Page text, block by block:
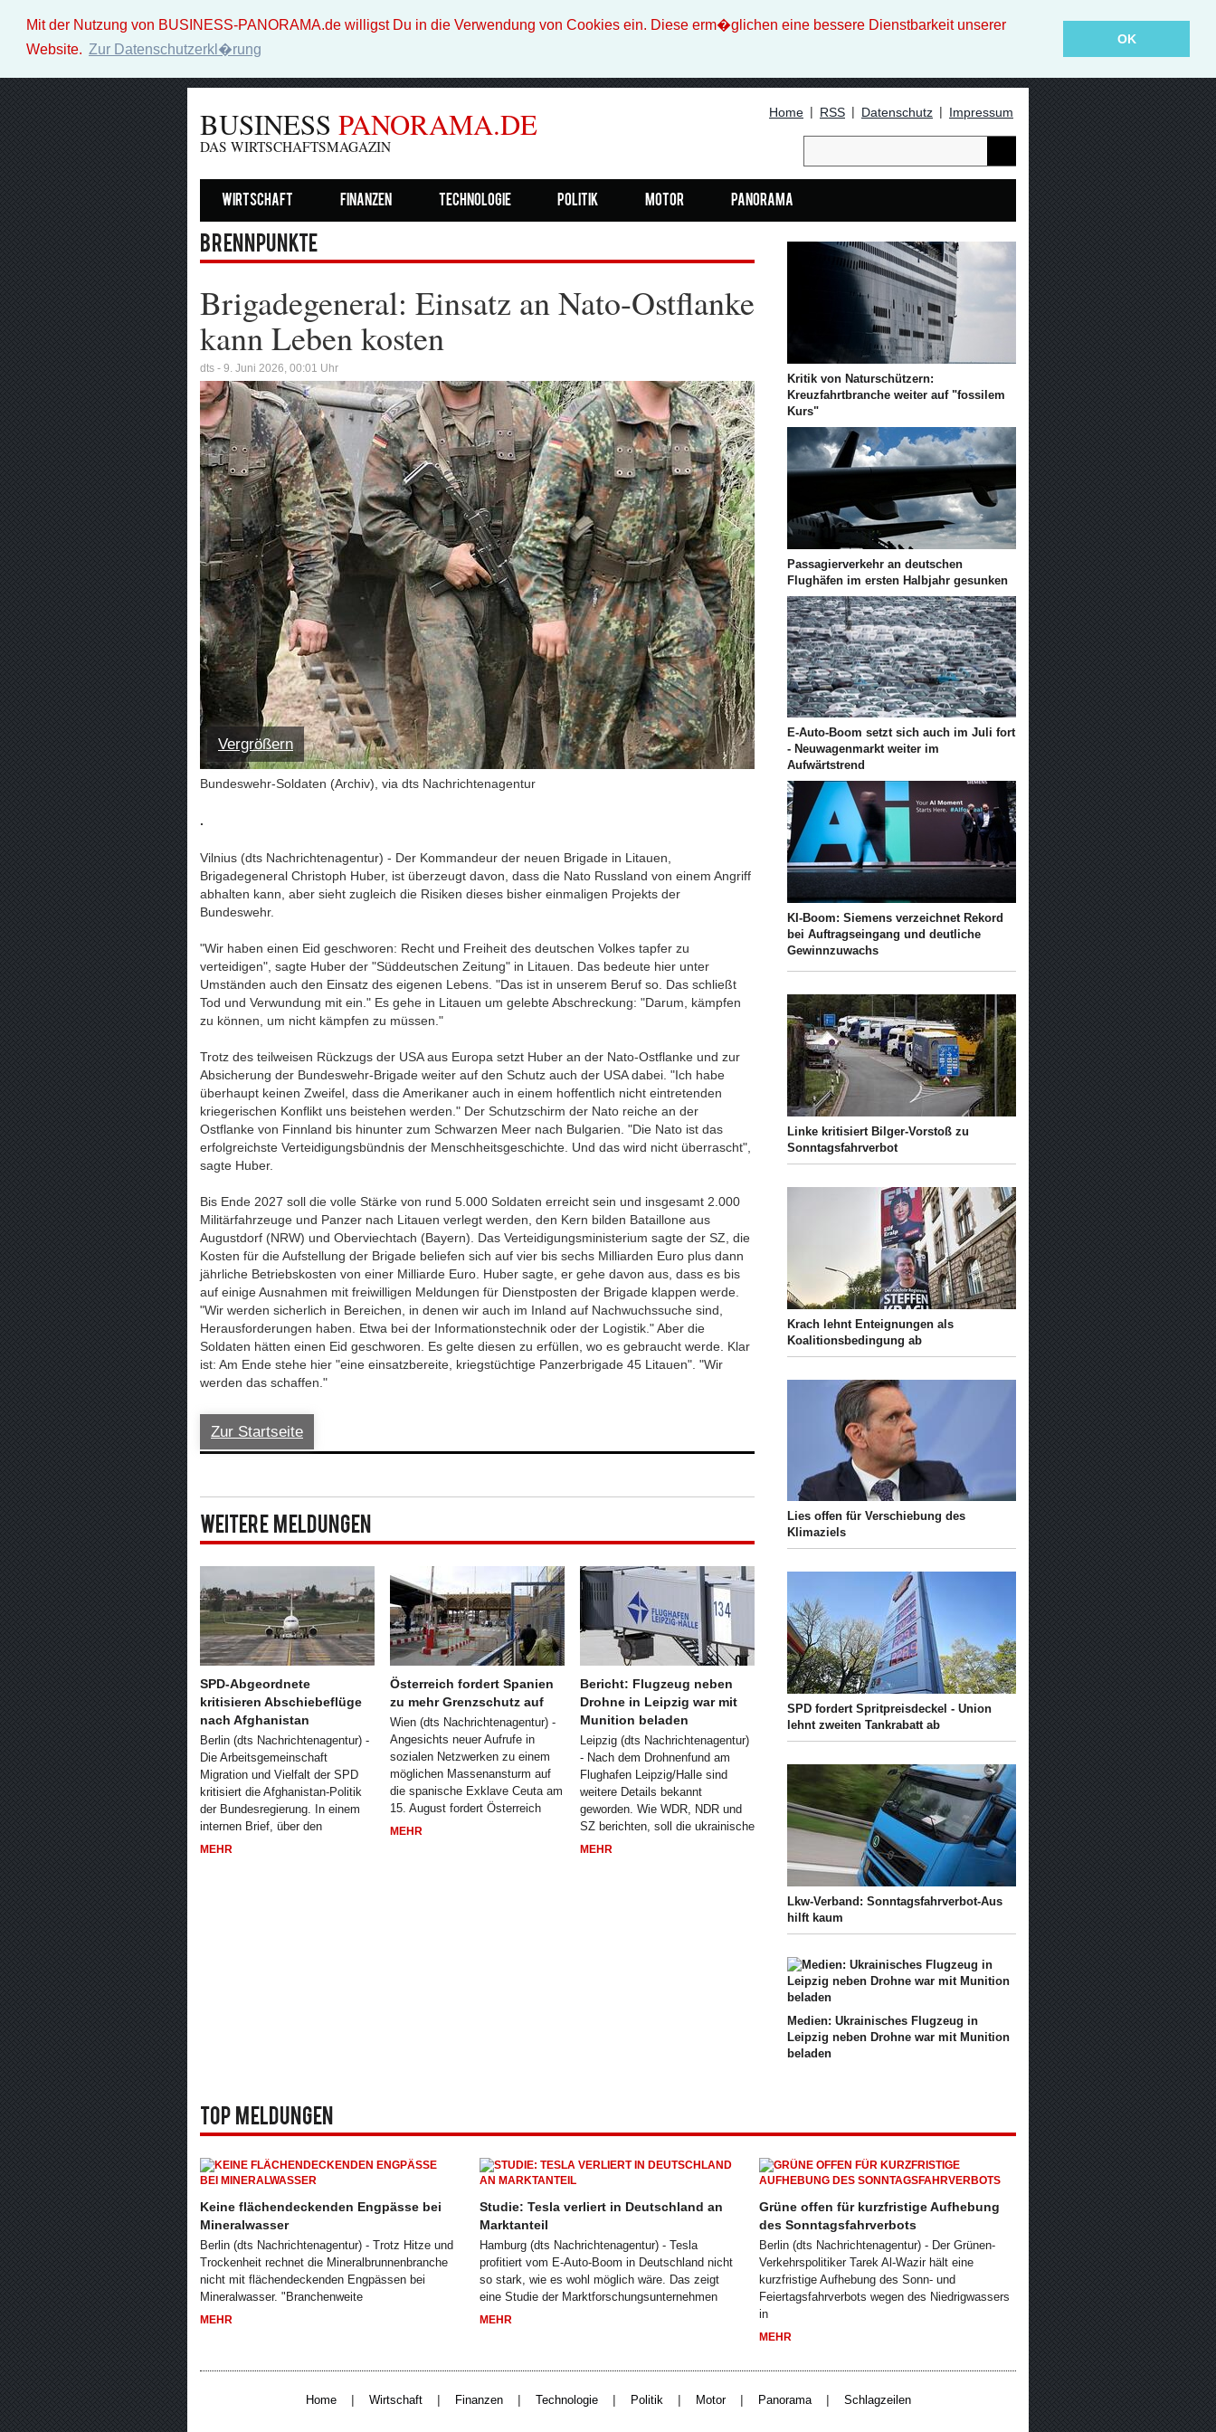
Mit der Nutzung von BUSINESS-PANORAMA.de willigst Du in die Verwendung von Cookies ein. Diese erm�glichen eine bessere Dienstbarkeit unserer
Website. Zur Datenschutzerkl�rung
OK
BUSINESS PANORAMA.DE
DAS WIRTSCHAFTSMAGAZIN
Home | RSS | Datenschutz | Impressum
Wirtschaft Finanzen Technologie Politik Motor Panorama
Brennpunkte
Brigadegeneral: Einsatz an Nato-Ostflanke
kann Leben kosten
dts - 9. Juni 2026, 00:01 Uhr
Vergrößern
Bundeswehr-Soldaten (Archiv), via dts Nachrichtenagentur
.
Vilnius (dts Nachrichtenagentur) - Der Kommandeur der neuen Brigade in Litauen,
Brigadegeneral Christoph Huber, ist überzeugt davon, dass die Nato Russland von einem Angriff
abhalten kann, aber sieht zugleich die Risiken dieses bisher einmaligen Projekts der
Bundeswehr.
"Wir haben einen Eid geschworen: Recht und Freiheit des deutschen Volkes tapfer zu
verteidigen", sagte Huber der "Süddeutschen Zeitung" in Litauen. Das bedeute hier unter
Umständen auch den Einsatz des eigenen Lebens. "Das ist in unserem Beruf so. Das schließt
Tod und Verwundung mit ein." Es gehe in Litauen um gelebte Abschreckung: "Darum, kämpfen
zu können, um nicht kämpfen zu müssen."
Trotz des teilweisen Rückzugs der USA aus Europa setzt Huber an der Nato-Ostflanke und zur
Absicherung der Bundeswehr-Brigade weiter auf den Schutz auch der USA dabei. "Ich habe
überhaupt keinen Zweifel, dass die Amerikaner auch in einem hoffentlich nicht eintretenden
kriegerischen Konflikt uns beistehen werden." Der Schutzschirm der Nato reiche an der
Ostflanke von Finnland bis hinunter zum Schwarzen Meer nach Bulgarien. "Die Nato ist das
erfolgreichste Verteidigungsbündnis der Menschheitsgeschichte. Und das wird nicht überrascht",
sagte Huber.
Bis Ende 2027 soll die volle Stärke von rund 5.000 Soldaten erreicht sein und insgesamt 2.000
Militärfahrzeuge und Panzer nach Litauen verlegt werden, den Kern bilden Bataillone aus
Augustdorf (NRW) und Oberviechtach (Bayern). Das Verteidigungsministerium sagte der SZ, die
Kosten für die Aufstellung der Brigade beliefen sich auf vier bis sechs Milliarden Euro plus dann
jährliche Betriebskosten von einer Milliarde Euro. Huber sagte, er gehe davon aus, dass es bis
auf einige Ausnahmen mit freiwilligen Meldungen für Dienstposten der Brigade klappen werde.
"Wir werden sicherlich in Bereichen, in denen wir auch im Inland auf Nachwuchssuche sind,
Herausforderungen haben. Etwa bei der Informationstechnik oder der Logistik." Aber die
Soldaten hätten einen Eid geschworen. Es gelte diesen zu erfüllen, wo es gebraucht werde. Klar
ist: Am Ende stehe hier "eine einsatzbereite, kriegstüchtige Panzerbrigade 45 Litauen". "Wir
werden das schaffen."
Zur Startseite
Weitere Meldungen
SPD-Abgeordnete
kritisieren Abschiebeflüge
nach Afghanistan
Berlin (dts Nachrichtenagentur) -
Die Arbeitsgemeinschaft
Migration und Vielfalt der SPD
kritisiert die Afghanistan-Politik
der Bundesregierung. In einem
internen Brief, über den
MEHR
Österreich fordert Spanien
zu mehr Grenzschutz auf
Wien (dts Nachrichtenagentur) -
Angesichts neuer Aufrufe in
sozialen Netzwerken zu einem
möglichen Massenansturm auf
die spanische Exklave Ceuta am
15. August fordert Österreich
MEHR
Bericht: Flugzeug neben
Drohne in Leipzig war mit
Munition beladen
Leipzig (dts Nachrichtenagentur)
- Nach dem Drohnenfund am
Flughafen Leipzig/Halle sind
weitere Details bekannt
geworden. Wie WDR, NDR und
SZ berichten, soll die ukrainische
MEHR
Kritik von Naturschützern:
Kreuzfahrtbranche weiter auf "fossilem
Kurs"
Passagierverkehr an deutschen
Flughäfen im ersten Halbjahr gesunken
E-Auto-Boom setzt sich auch im Juli fort
- Neuwagenmarkt weiter im
Aufwärtstrend
KI-Boom: Siemens verzeichnet Rekord
bei Auftragseingang und deutliche
Gewinnzuwachs
Linke kritisiert Bilger-Vorstoß zu
Sonntagsfahrverbot
Krach lehnt Enteignungen als
Koalitionsbedingung ab
Lies offen für Verschiebung des
Klimaziels
SPD fordert Spritpreisdeckel - Union
lehnt zweiten Tankrabatt ab
Lkw-Verband: Sonntagsfahrverbot-Aus
hilft kaum
Medien: Ukrainisches Flugzeug in
Leipzig neben Drohne war mit Munition
beladen
Top Meldungen
Keine flächendeckenden Engpässe bei
Mineralwasser
Berlin (dts Nachrichtenagentur) - Trotz Hitze und
Trockenheit rechnet die Mineralbrunnenbranche
nicht mit flächendeckenden Engpässen bei
Mineralwasser. "Branchenweite
MEHR
Studie: Tesla verliert in Deutschland an
Marktanteil
Hamburg (dts Nachrichtenagentur) - Tesla
profitiert vom E-Auto-Boom in Deutschland nicht
so stark, wie es wohl möglich wäre. Das zeigt
eine Studie der Marktforschungsunternehmen
MEHR
Grüne offen für kurzfristige Aufhebung
des Sonntagsfahrverbots
Berlin (dts Nachrichtenagentur) - Der Grünen-
Verkehrspolitiker Tarek Al-Wazir hält eine
kurzfristige Aufhebung des Sonn- und
Feiertagsfahrverbots wegen des Niedrigwassers
in
MEHR
Home | Wirtschaft | Finanzen | Technologie | Politik | Motor | Panorama | Schlagzeilen